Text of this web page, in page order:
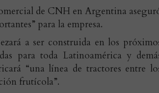
de CNH en Argentina
para la empresa.
a ser construida en los
para toda Latinoamérica y
“una línea de tractores entre
frutícola”.